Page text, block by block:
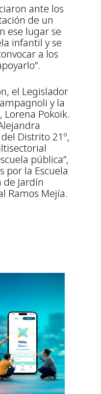
ante los
de un
ese lugar se
infantil y se
a los
el Legislador
y la
Pokoik.
Distrito 21º,
pública”,
por la Escuela
Jardín
Ramos Mejía.